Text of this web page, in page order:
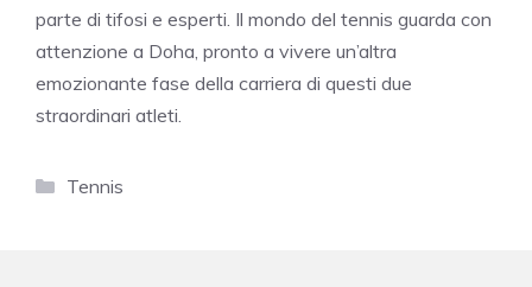
parte di tifosi e esperti. Il mondo del tennis guarda con
attenzione a Doha, pronto a vivere un’altra
emozionante fase della carriera di questi due
straordinari atleti.
Categorie
Tennis